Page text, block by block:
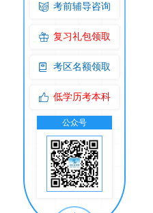
考前辅导咨询
复习礼包领取
考区名额领取
低学历考本科
公众号